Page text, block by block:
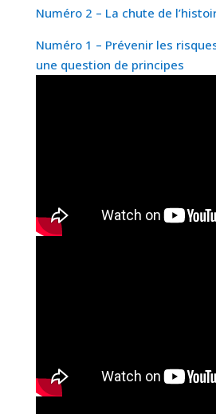
Numéro 2 – La chute de
Numéro 1 – Prévenir les
une question de principes